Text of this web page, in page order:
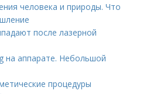
человека и природы. Что
после лазерной
на аппарате. Небольшой
процедуры